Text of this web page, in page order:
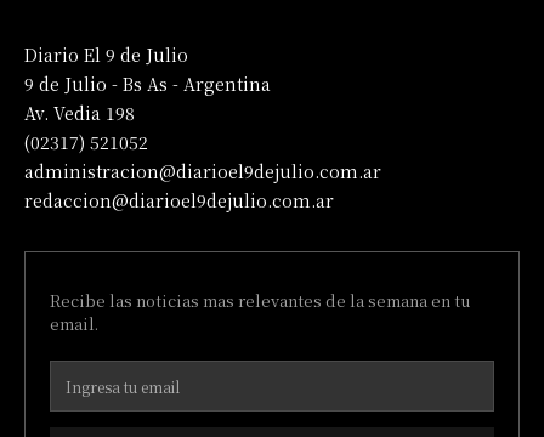
Diario El 9 de Julio
9 de Julio - Bs As - Argentina
Av. Vedia 198
(02317) 521052
administracion@diarioel9dejulio.com.ar
redaccion@diarioel9dejulio.com.ar
Recibe las noticias mas relevantes de la semana en tu
email.